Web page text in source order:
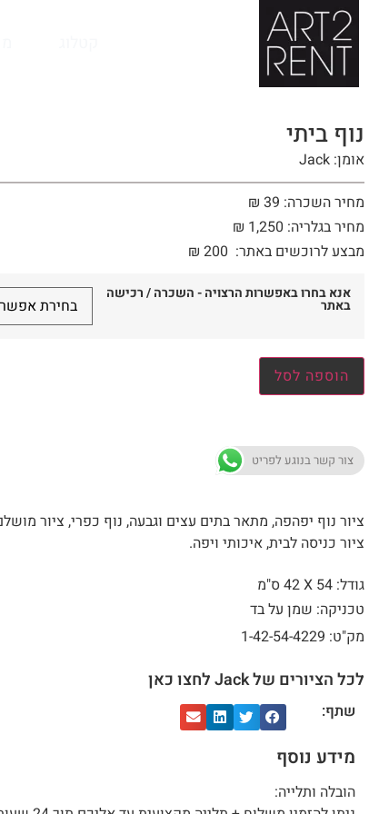
לתוכן
נוף ביתי
אומן: Jack
מחיר השכרה: 39 ₪
מחיר בגלריה: 1,250 ₪
מבצע לרוכשים באתר:
₪ 200
אנא בחרו באפשרות הרצויה - השכרה / רכישה
באתר
הוספה לסל
צור קשר בנוגע לפריט
ציור נוף יפהפה, מתאר בתים עצים וגבעה, נוף כפרי, ציור
ציור כניסה לבית, איכותי ויפה.
גודל: 54 X
42 ס"מ
טכניקה: שמן על בד
מק"ט: 1-42-54-4229
לכל הציורים של Jack לחצו כאן
שתף:
מידע נוסף
הובלה ותלייה: